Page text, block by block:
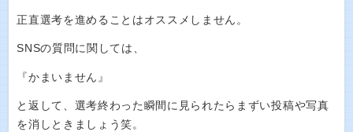
正直選考を進めることはオススメしません。
SNSの質問に関しては、
『かまいません』
と返して、選考終わった瞬間に見られたらまずい投稿や写真
を消しときましょう笑。